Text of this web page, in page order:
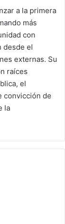
a la primera
más
con
desde el
externas. Su
raíces
el
convicción de
la